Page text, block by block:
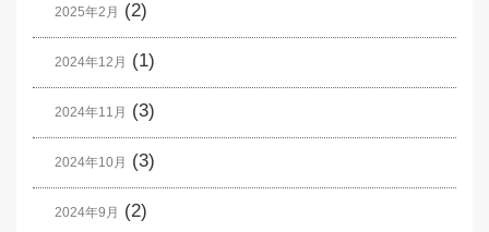
2025年2月 (2)
2024年12月 (1)
2024年11月 (3)
2024年10月 (3)
2024年9月 (2)